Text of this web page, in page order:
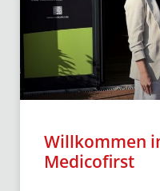
Willkommen
Medicofirst